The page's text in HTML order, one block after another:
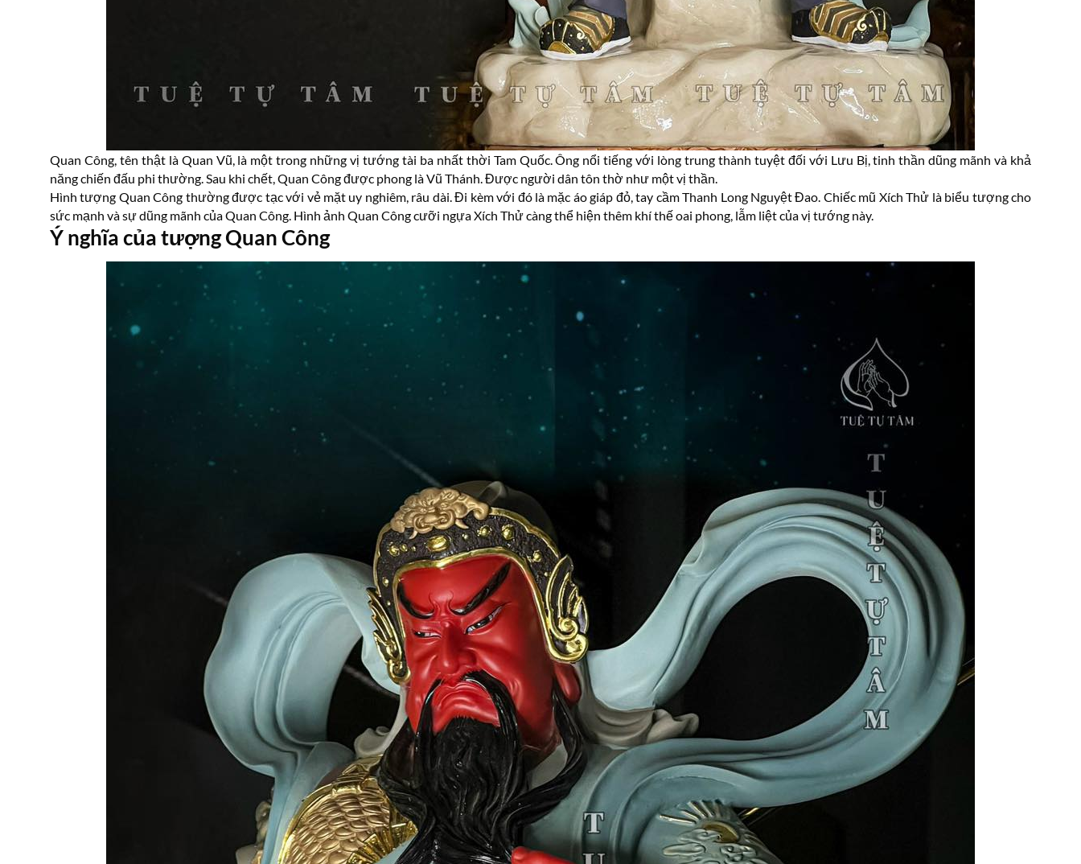
Quan Công, tên thật là Quan Vũ, là một trong những vị tướng tài ba nhất thời Tam Quốc. Ông nổi tiếng với lòng trung thành tuyệt đối với Lưu Bị, tinh thần dũng mãnh và khả
năng chiến đấu phi thường. Sau khi chết, Quan Công được phong là Vũ Thánh. Được người dân tôn thờ như một vị thần.
Hình tượng Quan Công thường được tạc với vẻ mặt uy nghiêm, râu dài. Đi kèm với đó là mặc áo giáp đỏ, tay cầm Thanh Long Nguyệt Đao. Chiếc mũ Xích Thử là biểu tượng cho
sức mạnh và sự dũng mãnh của Quan Công. Hình ảnh Quan Công cưỡi ngựa Xích Thử càng thể hiện thêm khí thế oai phong, lẫm liệt của vị tướng này.
Ý nghĩa của tượng Quan Công